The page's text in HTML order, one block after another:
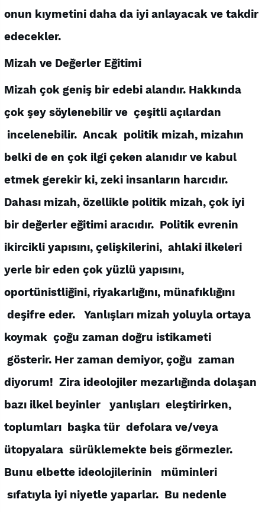
onun kıymetini daha da iyi anlayacak ve takdir
edecekler.
Mizah ve Değerler Eğitimi
Mizah çok geniş bir edebi alandır. Hakkında
çok şey söylenebilir ve çeşitli açılardan
incelenebilir. Ancak politik mizah, mizahın
belki de en çok ilgi çeken alanıdır ve kabul
etmek gerekir ki, zeki insanların harcıdır.
Dahası mizah, özellikle politik mizah, çok iyi
bir değerler eğitimi aracıdır. Politik evrenin
ikircikli yapısını, çelişkilerini, ahlaki ilkeleri
yerle bir eden çok yüzlü yapısını,
oportünistliğini, riyakarlığını, münafıklığını
deşifre eder. Yanlışları mizah yoluyla ortaya
koymak çoğu zaman doğru istikameti
gösterir. Her zaman demiyor, çoğu zaman
diyorum! Zira ideolojiler mezarlığında dolaşan
bazı ilkel beyinler yanlışları eleştirirken,
toplumları başka tür defolara ve/veya
ütopyalara sürüklemekte beis görmezler.
Bunu elbette ideolojilerinin müminleri
sıfatıyla iyi niyetle yaparlar. Bu nedenle